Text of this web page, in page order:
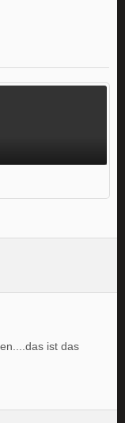
ist das